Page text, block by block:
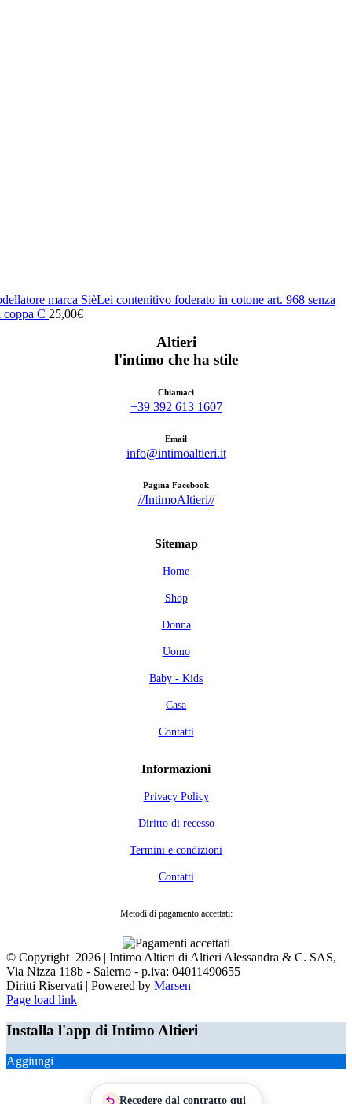
marca SièLei contenitivo foderato in cotone art. 968 senza
coppa C 25,00€
Altieri
l'intimo che ha stile
Chiamaci
+39 392 613 1607
Email
info@intimoaltieri.it
Pagina Facebook
//IntimoAltieri//
Sitemap
Home
Shop
Donna
Uomo
Baby - Kids
Casa
Contatti
Informazioni
Privacy Policy
Diritto di recesso
Termini e condizioni
Contatti
Metodi di pagamento accettati:
© Copyright 2026 | Intimo Altieri di Altieri Alessandra & C. SAS,
Via Nizza 118b - Salerno - p.iva: 04011490655
Diritti Riservati | Powered by Marsen
Facebook
Page load link
Installa l'app di Intimo Altieri
Aggiungi
Recedere dal contratto qui